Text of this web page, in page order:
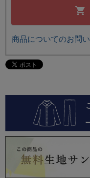
商品についてのお問